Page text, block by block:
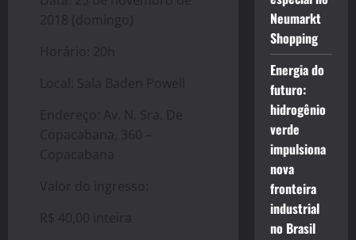
2018 (domingo)
Horário: 20h
Local: Sala Baden Powell
Endereço: Av. N. Sra. De
Copacabana, 360 –
Copacabana
Valor do ingresso:
R$ 40,00 inteira
Neumarkt
Shopping
Energia do
futuro:
hidrogênio
verde
impulsiona
nova
fronteira
industrial
no Brasil